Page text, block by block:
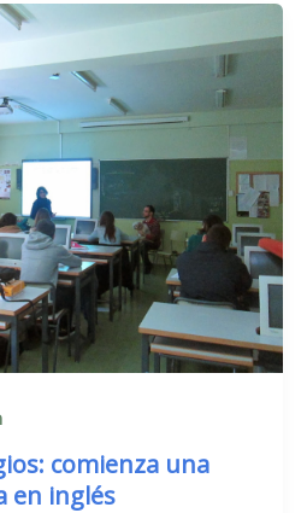
comienza una
en inglés